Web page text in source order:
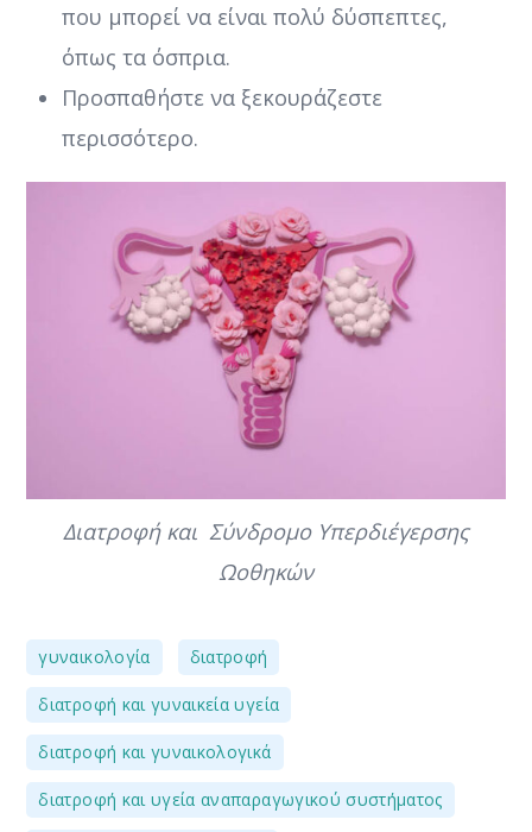
που μπορεί να είναι πολύ δύσπεπτες,
όπως τα όσπρια.
Προσπαθήστε να ξεκουράζεστε
περισσότερο.
Διατροφή και Σύνδρομο Υπερδιέγερσης
Ωοθηκών
γυναικολογία διατροφή
διατροφή και γυναικεία υγεία
διατροφή και γυναικολογικά
διατροφή και υγεία αναπαραγωγικού συστήματος